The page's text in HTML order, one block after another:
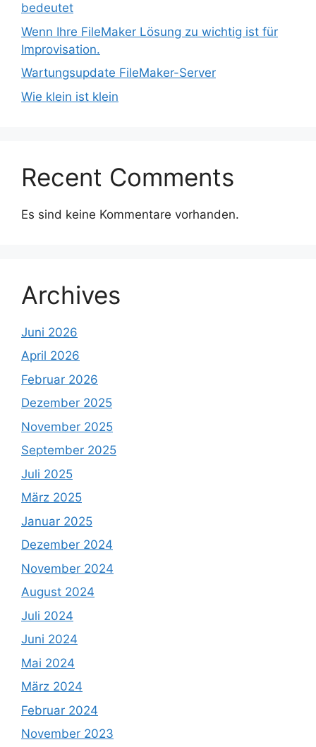
bedeutet
Wenn Ihre FileMaker Lösung zu wichtig ist für
Improvisation.
Wartungsupdate FileMaker-Server
Wie klein ist klein
Recent Comments
Es sind keine Kommentare vorhanden.
Archives
Juni 2026
April 2026
Februar 2026
Dezember 2025
November 2025
September 2025
Juli 2025
März 2025
Januar 2025
Dezember 2024
November 2024
August 2024
Juli 2024
Juni 2024
Mai 2024
März 2024
Februar 2024
November 2023